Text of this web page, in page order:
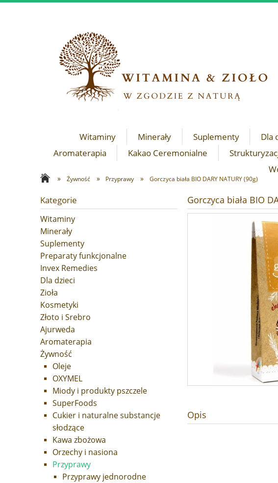
Witaminy Minerały Suplementy Dla
Aromaterapia
Kakao Ceremonialne
» Żywność » Przyprawy » Gorczyca biała BIO DARY NATURY (90g)
Kategorie
Witaminy
Minerały
Suplementy
Preparaty funkcjonalne
Invex Remedies
Dla dzieci
Zioła
Kosmetyki
Złoto i Srebro
Ajurweda
Aromaterapia
Żywność
Oleje
OXYMEL
Miody i produkty pszczele
SuperFoods
Cukier i naturalne substancje
słodzące
Kawa zbożowa
Orzechy i nasiona
Przyprawy
Przyprawy jednorodne
Gorczyca biała BIO
Opis